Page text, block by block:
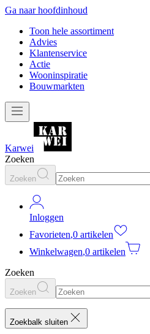
Ga naar hoofdinhoud
Toon hele assortiment
Advies
Klantenservice
Actie
Wooninspiratie
Bouwmarkten
Karwei
Zoeken
Zoeken
Inloggen
Favorieten,0 artikelen
Winkelwagen,0 artikelen
Zoeken
Zoeken
Zoekbalk sluiten